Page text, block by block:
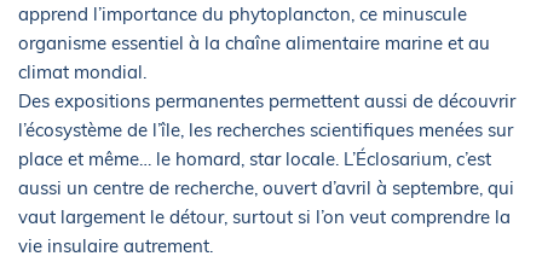
apprend l’importance du phytoplancton, ce minuscule
organisme essentiel à la chaîne alimentaire marine et au
climat mondial.
Des expositions permanentes permettent aussi de découvrir
l’écosystème de l’île, les recherches scientifiques menées sur
place et même… le homard, star locale. L’Éclosarium, c’est
aussi un centre de recherche, ouvert d’avril à septembre, qui
vaut largement le détour, surtout si l’on veut comprendre la
vie insulaire autrement.